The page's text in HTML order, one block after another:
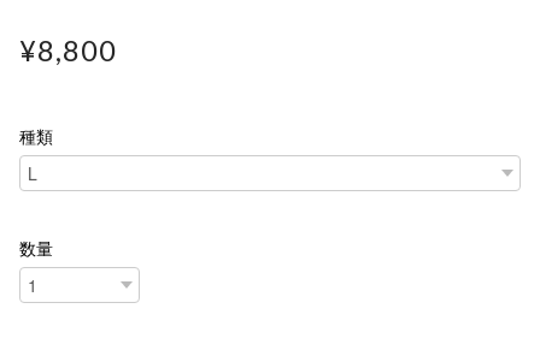
¥8,800
種類
数量